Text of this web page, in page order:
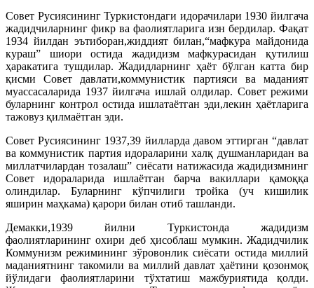
Совет Русиясининг Туркистондаги идорачилари 1930 йилгача
жадидчиларнинг фикр ва фаолиятларига изн бердилар. Фақат
1934 йилдан эътиборан,жиддият билан,“мафкура майдонида
кураш” шиори остида жадидизм мафкурасидан қутилиш
ҳаракатига тушдилар. Жадидларнинг ҳаёт бўлган катта бир
қисми Совет давлати,коммунистик партияси ва маданият
муассасаларида 1937 йилгача ишлай олдилар. Совет режими
буларнинг контрол остида ишлатаётган эди,лекин ҳаётларига
тажовуз қилмаётган эди.
Совет Русиясининг 1937,39 йилларда давом эттирган “давлат
ва коммунистик партия идораларини халқ душманларидан ва
миллатчилардан тозалаш” сиёсати натижасида жадидизмнинг
Совет идораларида ишлаётган барча вакиллари қамоққа
олиндилар. Буларнинг кўпчилиги тройка (уч кишилик
яширин маҳкама) қарори билан отиб ташланди.
Демакки,1939 йилни Туркистонда жадидизм
фаолиятларининг охири деб ҳисоблаш мумкин. Жадидчилик
Коммунизм режимининг зўровонлик сиёсати остида миллий
маданиятнинг такомили ва миллий давлат ҳаётини қозонмоқ
йўлидаги фаолиятларини тўхтатиш мажбуриятида қолди.